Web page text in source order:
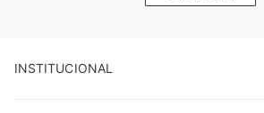
INSTITUCIONAL